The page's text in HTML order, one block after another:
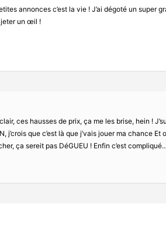
annonces c’est la vie ! J’ai dégoté un super
jeter un œil !
ces hausses de prix, ça me les brise, hein !
j’crois que c’est là que j’vais jouer ma chance
ça sereit pas DéGUEU ! Enfin c’est